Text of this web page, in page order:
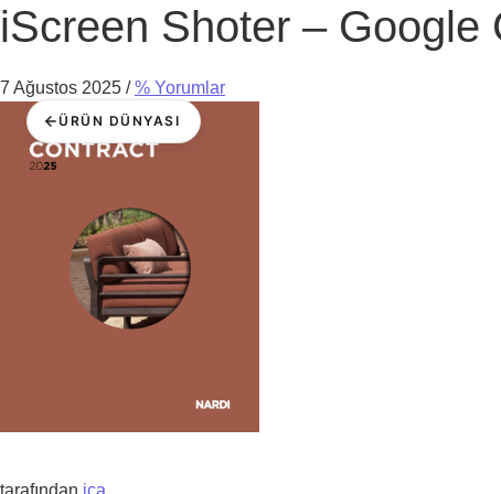
iScreen Shoter – Google
7 Ağustos 2025 / % Yorumlar
ÜRÜN DÜNYASI